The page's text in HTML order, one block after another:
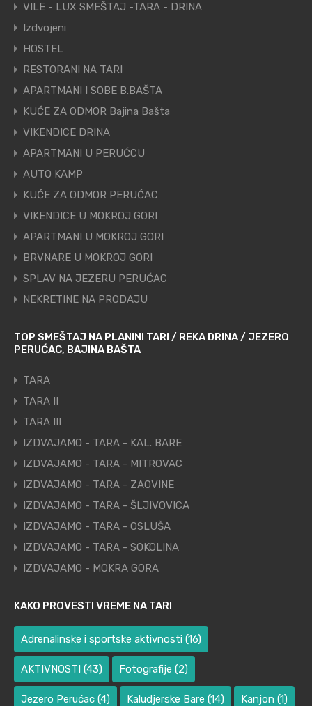
VILE - LUX SMEŠTAJ -TARA - DRINA
Izdvojeni
HOSTEL
RESTORANI NA TARI
APARTMANI I SOBE B.BAŠTA
KUĆE ZA ODMOR Bajina Bašta
VIKENDICE DRINA
APARTMANI U PERUĆCU
AUTO KAMP
KUĆE ZA ODMOR PERUĆAC
VIKENDICE U MOKROJ GORI
APARTMANI U MOKROJ GORI
BRVNARE U MOKROJ GORI
SPLAV NA JEZERU PERUĆAC
NEKRETINE NA PRODAJU
TOP SMEŠTAJ NA PLANINI TARI / REKA DRINA / JEZERO
PERUĆAC, BAJINA BAŠTA
TARA
TARA II
TARA III
IZDVAJAMO - TARA - KAL. BARE
IZDVAJAMO - TARA - MITROVAC
IZDVAJAMO - TARA - ZAOVINE
IZDVAJAMO - TARA - ŠLJIVOVICA
IZDVAJAMO - TARA - OSLUŠA
IZDVAJAMO - TARA - SOKOLINA
IZDVAJAMO - MOKRA GORA
KAKO PROVESTI VREME NA TARI
Adrenalinske i sportske aktivnosti (16)
AKTIVNOSTI (43) Fotografije (2)
Jezero Perućac (4) Kaludjerske Bare (14) Kanjon (1)